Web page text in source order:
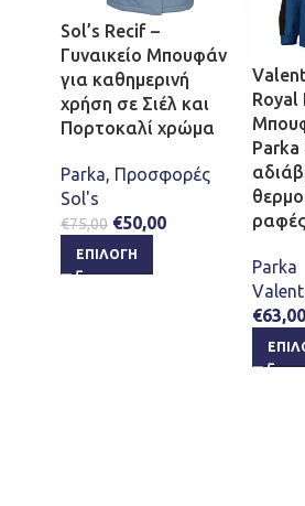
Sol’s Recif –
Γυναικείο Μπουφάν
για καθημερινή
χρήση σε Σιέλ και
Πορτοκαλί χρώμα
Parka, Προσφορές
Sol's
€75,00 €50,00
ΕΠΙΛΟΓΉ
Royal
Parka
ραφές
Parka
€63,00